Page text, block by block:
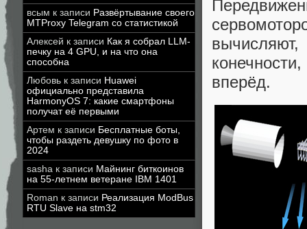
всым к записи Развёртывание своего
MTProxy Telegram со статистикой
Алексей к записи Как я собрал LLM-
печку на 4 GPU, и на что она
способна
Любовь к записи Huawei
официально представила
HarmonyOS 7: какие смартфоны
получат её первыми
Артем к записи Бесплатные боты,
чтобы раздеть девушку по фото в
2024
sasha к записи Майнинг биткоинов
на 55-летнем ветеране IBM 1401
Roman к записи Реализация ModBus
RTU Slave на stm32
вперёд.